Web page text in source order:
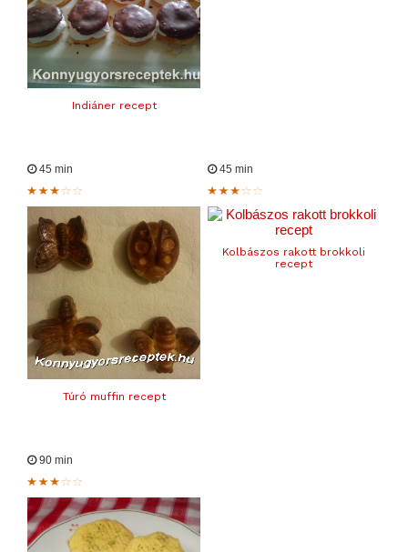
Indiáner recept
45 min
Túró muffin recept
45 min
Kolbászos rakott brokkoli
recept
90 min